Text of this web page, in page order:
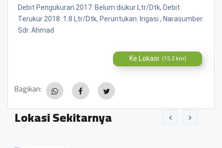
Debit Pengukuran 2017: Belum diukur Ltr/Dtk, Debit
Terukur 2018: 1.8 Ltr/Dtk, Peruntukan: Irigasi , Narasumber:
Sdr. Ahmad
Ke Lokasi (15.2 km)
Bagikan:
Lokasi Sekitarnya